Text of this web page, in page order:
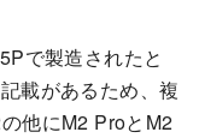
で製造されたと
載があるため、複
他にM2 ProとM2